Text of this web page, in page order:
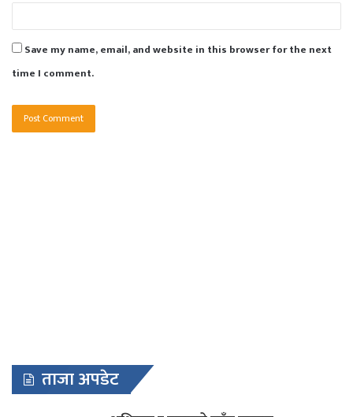
Save my name, email, and website in this browser for the next
time I comment.
ताजा अपडेट